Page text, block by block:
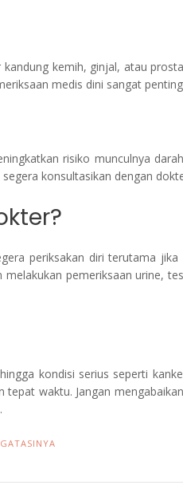
kemih, ginjal, atau
medis dini sangat
risiko munculnya
konsultasikan dengan
periksakan diri terutama jika
pemeriksaan urine,
kondisi serius seperti
waktu. Jangan